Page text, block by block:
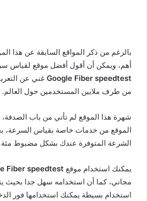
بالرغم من ذكر المواقع السابقة عن هذا
أهم، ويمكن أن أقول أفضل موقع لقياس
Google Fiber speedtest غني عن
من طرف ملايين المستخدمين حول العالم.
شهرة هذا الموقع لم تأتي من باب الصدفة،
الموقع من خدمات خاصة بقياس السرعة،
الشرعة المتوفرة عندك بشكل مضبوط مئة
يمكنك استخدام موقع Fiber speedtest
مجاني، كما أن استخدامه سهل جدا بحيث
استخدام بسيطة يمكنك استخدامها فور